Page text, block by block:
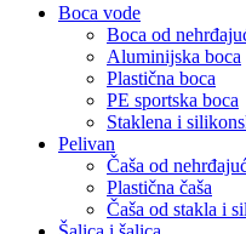
Boca vode
Boca od
Aluminijska boca
Plastična boca
PE sportska boca
Staklena i
Pelivan
Čaša od
Plastična čaša
Čaša od stakla i